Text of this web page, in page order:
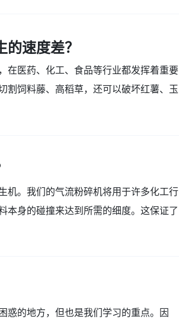
速度差？
在医药、化工、食品等行业都发挥着重要
割饲料藤、高稻草，还可以破坏红薯、玉
机。我们的气流粉碎机将用于许多化工行
本身的碰撞来达到所需的细度。这保证了
惑的地方，但也是我们学习的重点。因